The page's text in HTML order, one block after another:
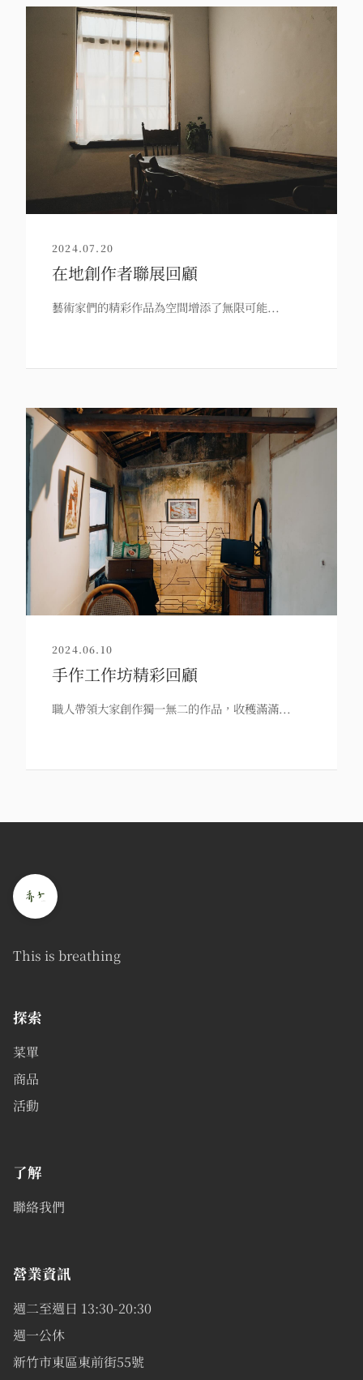
2024.07.20
在地創作者聯展回顧
藝術家們的精彩作品為空間增添了無限可能...
2024.06.10
手作工作坊精彩回顧
職人帶領大家創作獨一無二的作品，收穫滿滿...
This is breathing
探索
菜單
商品
活動
了解
聯絡我們
營業資訊
週二至週日 13:30-20:30
週一公休
新竹市東區東前街55號